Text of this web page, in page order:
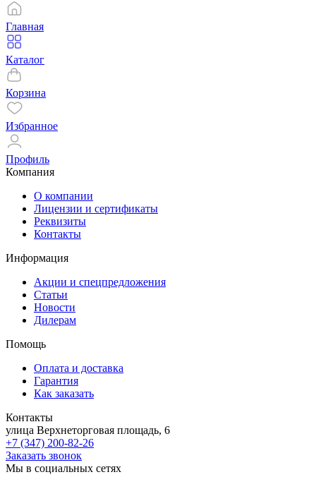
Главная
Каталог
Корзина
Избранное
Профиль
Компания
О компании
Лицензии и сертификаты
Реквизиты
Контакты
Информация
Акции и спецпредложения
Статьи
Новости
Дилерам
Помощь
Оплата и доставка
Гарантия
Как заказать
Контакты
улица Верхнеторговая площадь, 6
+7 (347) 200-82-26
Заказать звонок
Мы в социальных сетях